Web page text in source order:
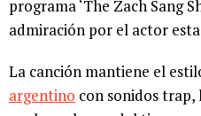
programa ‘The Zach Sang
admiración por el actor
La canción mantiene el
argentino con sonidos